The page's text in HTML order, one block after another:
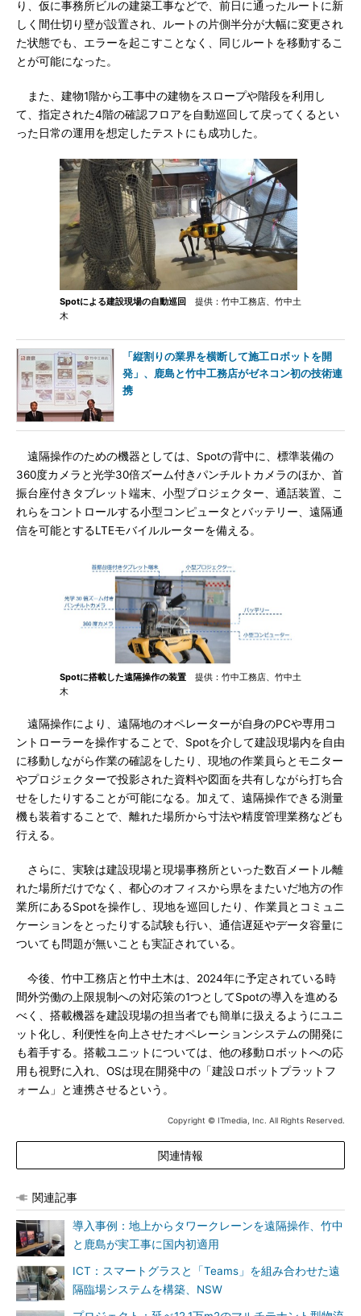
り、仮に事務所ビルの建築工事などで、前日に通ったルートに新
しく間仕切り壁が設置され、ルートの片側半分が大幅に変更され
た状態でも、エラーを起こすことなく、同じルートを移動するこ
とが可能になった。
また、建物1階から工事中の建物をスロープや階段を利用し
て、指定された4階の確認フロアを自動巡回して戻ってくるとい
った日常の運用を想定したテストにも成功した。
Spotによる建設現場の自動巡回
提供：竹中工務店、竹中土
木
「縦割りの業界を横断して施工ロボットを開
発」、鹿島と竹中工務店がゼネコン初の技術連
携
遠隔操作のための機器としては、Spotの背中に、標準装備の
360度カメラと光学30倍ズーム付きパンチルトカメラのほか、首
振台座付きタブレット端末、小型プロジェクター、通話装置、こ
れらをコントロールする小型コンピュータとバッテリー、遠隔通
信を可能とするLTEモバイルルーターを備える。
Spotに搭載した遠隔操作の装置 提供：竹中工務店、竹中土
木
遠隔操作により、遠隔地のオペレーターが自身のPCや専用コ
ントローラーを操作することで、Spotを介して建設現場内を自由
に移動しながら作業の確認をしたり、現地の作業員らとモニター
やプロジェクターで投影された資料や図面を共有しながら打ち合
せをしたりすることが可能になる。加えて、遠隔操作できる測量
機も装着することで、離れた場所から寸法や精度管理業務なども
行える。
さらに、実験は建設現場と現場事務所といった数百メートル離
れた場所だけでなく、都心のオフィスから県をまたいだ地方の作
業所にあるSpotを操作し、現地を巡回したり、作業員とコミュニ
ケーションをとったりする試験も行い、通信遅延やデータ容量に
ついても問題が無いことも実証されている。
今後、竹中工務店と竹中土木は、2024年に予定されている時
間外労働の上限規制への対応策の1つとしてSpotの導入を進める
べく、搭載機器を建設現場の担当者でも簡単に扱えるようにユニ
ット化し、利便性を向上させたオペレーションシステムの開発に
も着手する。搭載ユニットについては、他の移動ロボットへの応
用も視野に入れ、OSは現在開発中の「建設ロボットプラットフ
ォーム」と連携させるという。
Copyright © ITmedia, Inc. All Rights Reserved.
関連情報
関連記事
導入事例：地上からタワークレーンを遠隔操作、竹中
と鹿島が実工事に国内初適用
ICT：スマートグラスと「Teams」を組み合わせた遠
隔臨場システムを構築、NSW